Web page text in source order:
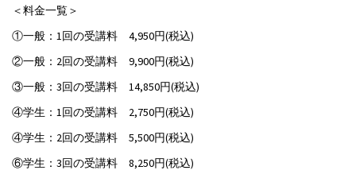
＜料金一覧＞
①一般：1回の受講料 4,950円(税込)
②一般：2回の受講料 9,900円(税込)
③一般：3回の受講料 14,850円(税込)
④学生：1回の受講料 2,750円(税込)
④学生：2回の受講料 5,500円(税込)
⑥学生：3回の受講料 8,250円(税込)